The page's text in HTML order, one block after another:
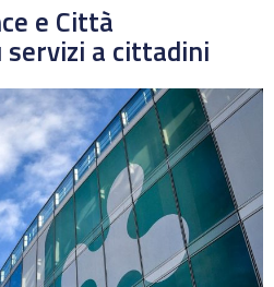
e Città
a cittadini